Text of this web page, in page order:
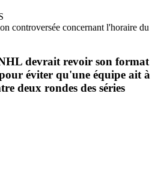
controversée concernant l'horaire du
devrait revoir son format
éviter qu'une équipe ait à
deux rondes des séries